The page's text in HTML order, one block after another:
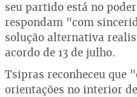
seu partido está no
respondam "com
solução alternativa
acordo de 13 de julho.
Tsipras reconheceu que
orientações no interior